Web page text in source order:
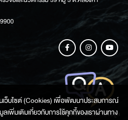
ช่องทางการสอบถามข้อมูล
นเว็บไซต์ (Cookies) เพื่อพัฒนาประสบการณ์
เพิ่มเติมเกี่ยวกับการใช้คุกกี้ของเราผ่านทาง